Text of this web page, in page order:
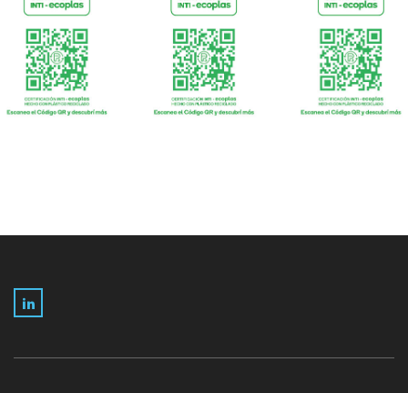
LinkedIn